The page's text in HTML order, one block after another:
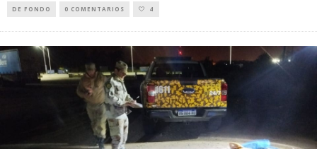
DE FONDO 0 COMENTARIOS 4